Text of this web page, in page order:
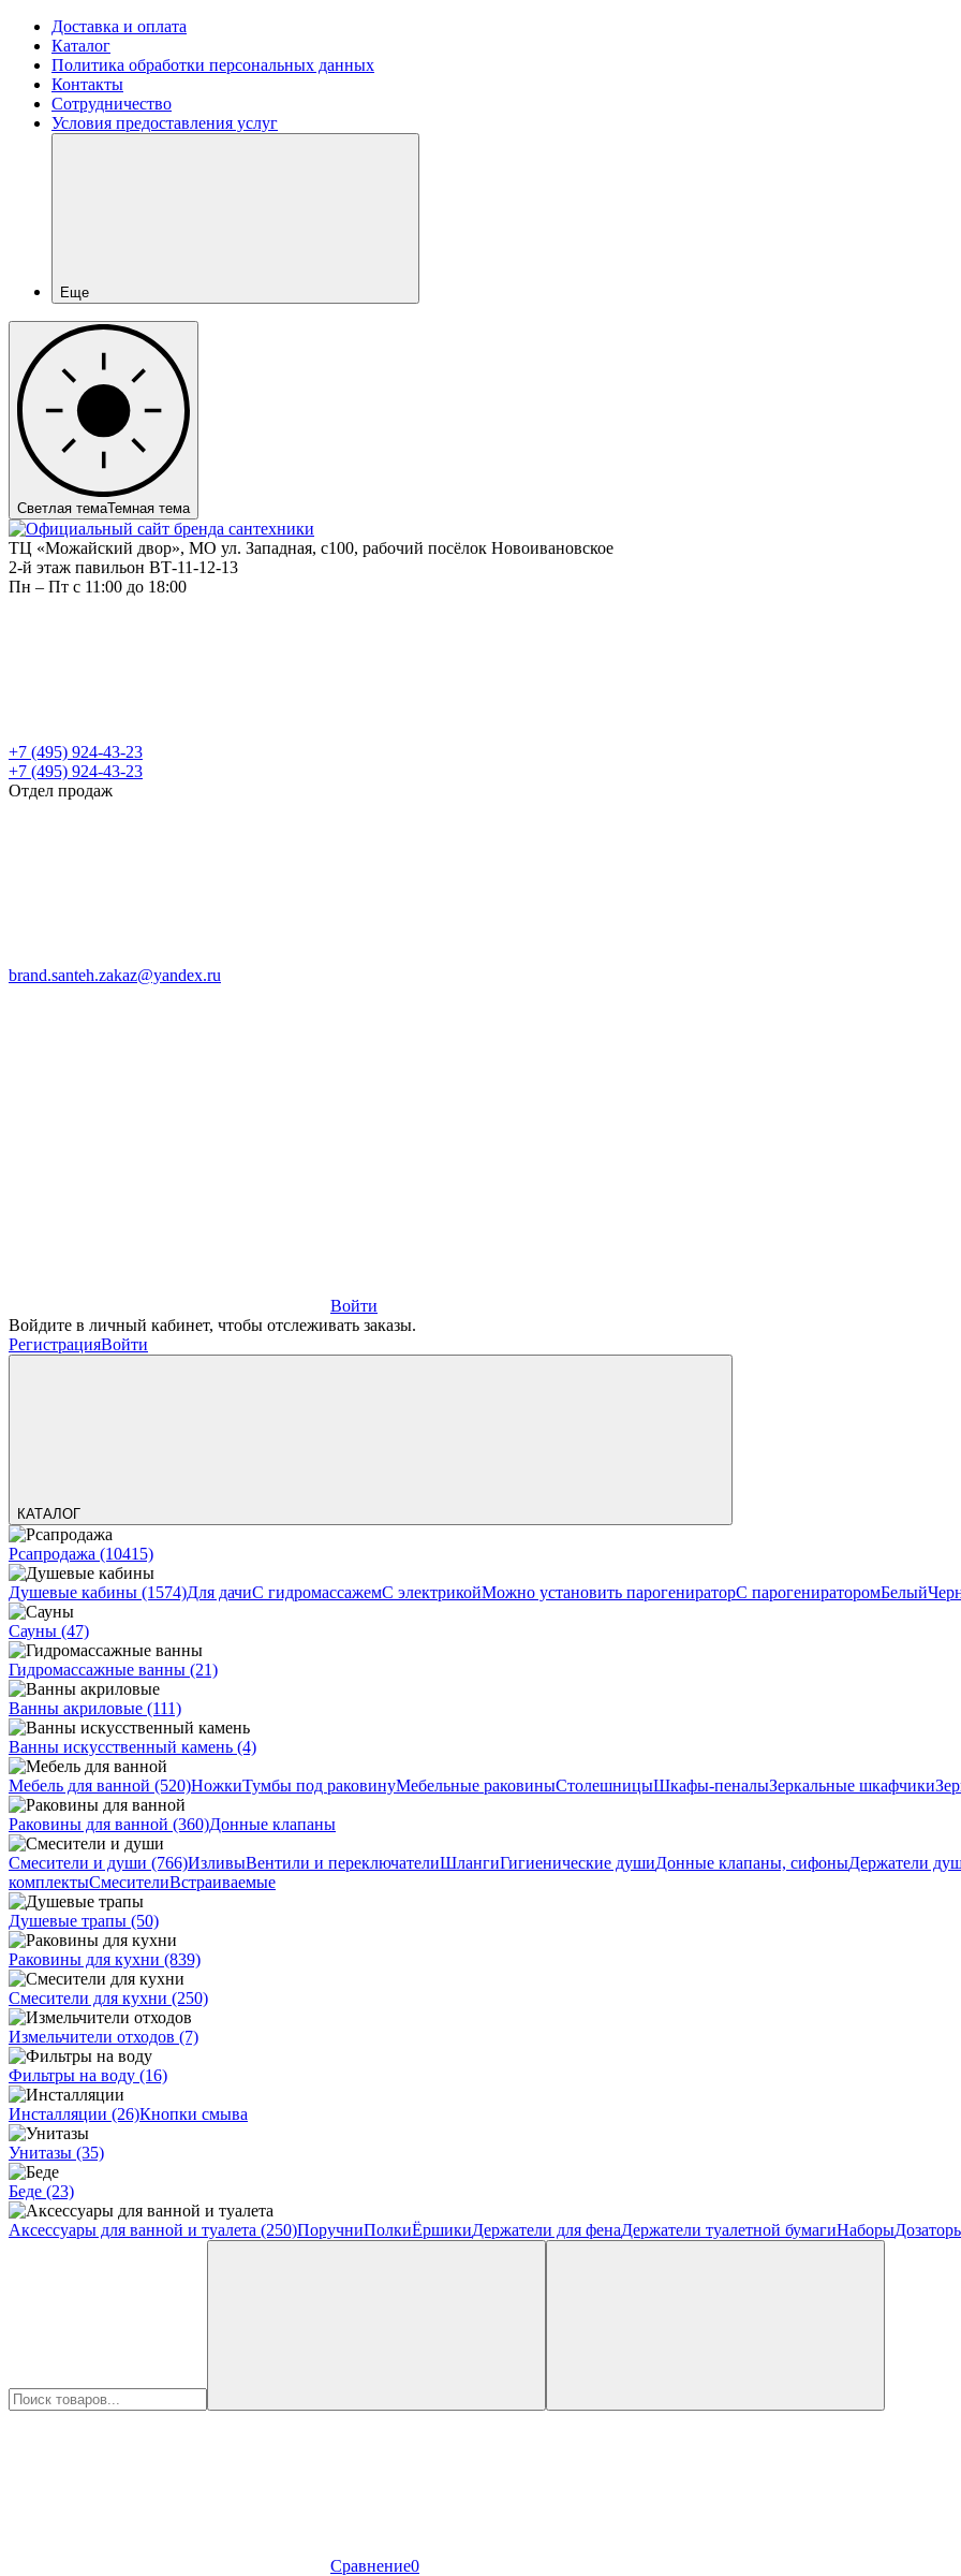
Доставка и оплата
Каталог
Политика обработки персональных данных
Контакты
Сотрудничество
Условия предоставления услуг
Еще
Светлая темаТемная тема
ТЦ «Можайский двор», МО ул. Западная, с100, рабочий посёлок Новоивановское
2-й этаж павильон ВТ-11-12-13
Пн – Пт c 11:00 до 18:00
+7 (495) 924-43-23
+7 (495) 924-43-23
Отдел продаж
brand.santeh.zakaz@yandex.ru
Войти
Войдите в личный кабинет, чтобы отслеживать заказы.
РегистрацияВойти
КАТАЛОГ
Рсапродажа (10415)
Душевые кабины (1574)Для дачиС гидромассажемС электрикойМожно установить парогенираторС парогенираторомБелый
Сауны (47)
Гидромассажные ванны (21)
Ванны акриловые (111)
Ванны искусственный камень (4)
Мебель для ванной (520)НожкиТумбы под раковинуМебельные раковиныСтолешницыШкафы-пеналыЗеркальные шкафчики
Раковины для ванной (360)Донные клапаны
Смесители и души (766)ИзливыВентили и переключателиШлангиГигиенические душиДонные клапаны, сифоныДержатели
комплектыСмесителиВстраиваемые
Душевые трапы (50)
Раковины для кухни (839)
Смесители для кухни (250)
Измельчители отходов (7)
Фильтры на воду (16)
Инсталляции (26)Кнопки смыва
Унитазы (35)
Беде (23)
Аксессуары для ванной и туалета (250)ПоручниПолкиЁршикиДержатели для фенаДержатели туалетной бумагиНаборы
Сравнение0